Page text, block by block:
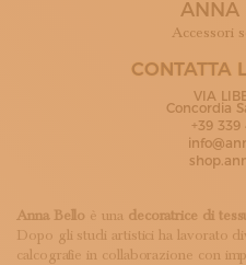
ISCRIVITI ALLA
LOGIN
ANNA
Accessori
CONTATTA
VIA
Concordia
+39 339
Anna Bello è una decoratrice di
Dopo gli studi artistici ha lavorato
calcografie in collaborazione con